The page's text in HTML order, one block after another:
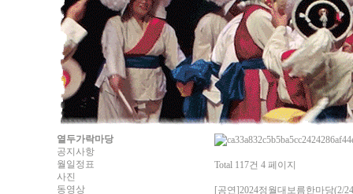
열두가락마당
공지사항
월일정표
사진
동영상
Total 117건 4 페이지
[공연]2024정월대보름한마당(2/